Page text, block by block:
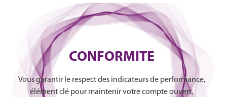
CONFORMITE
Vous garantir le respect des indicateurs de performance,
élément clé pour maintenir votre compte ouvert.